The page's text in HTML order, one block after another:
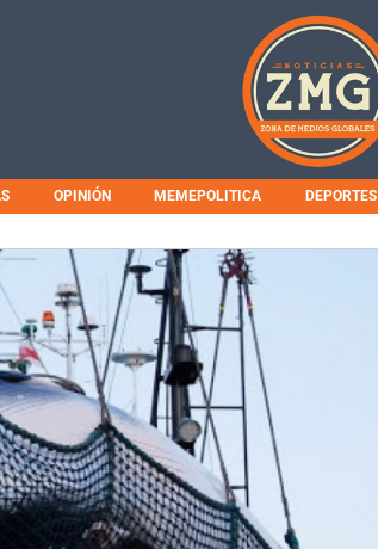
OPINIÓN MEMEPOLITICA DEPORTES